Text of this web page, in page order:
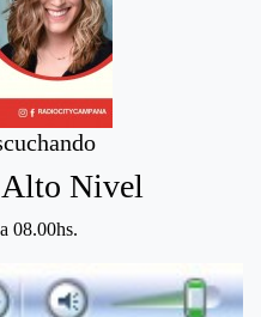
Nivel
08.00hs.